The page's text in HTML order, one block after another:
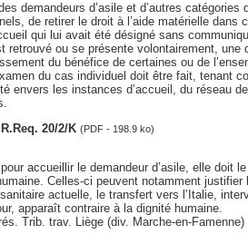
demandeurs d’asile et d’autres catégories
de retirer le droit à l’aide matérielle dans
qui lui avait été désigné sans
retrouvé ou se présente volontairement, une
du bénéfice de certaines ou de
du cas individuel doit être fait, tenant
envers les instances d’accueil, du réseau
20/2/K (PDF - 198.9 ko)
accueillir le demandeur d’asile, elle doit
Celles-ci peuvent notamment justifier
actuelle, le transfert vers l’Italie,
apparaît contraire à la dignité humaine.
Trib. trav. Liège (div. Marche-en-